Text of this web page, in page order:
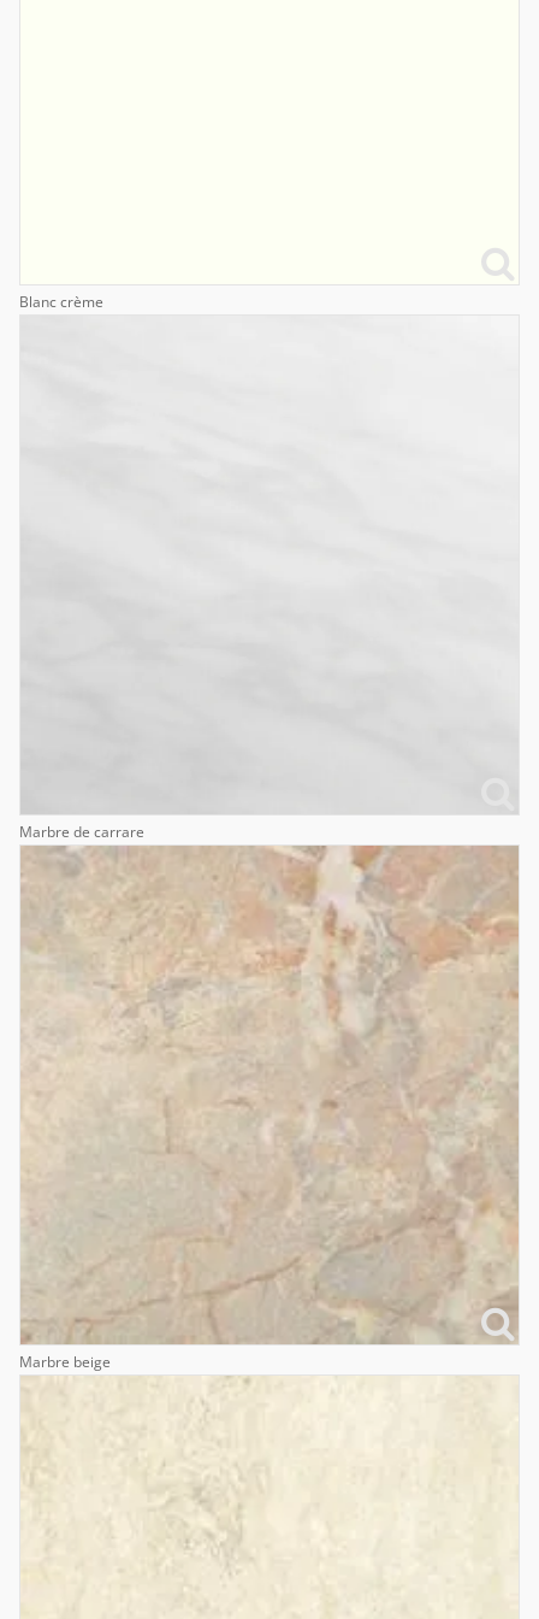
Blanc crème
Marbre de carrare
Marbre beige